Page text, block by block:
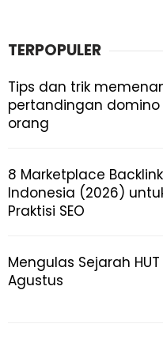
TERPOPULER
Tips dan trik
pertandingan
orang
8 Marketplace
Indonesia (2026)
Praktisi SEO
Mengulas Sejarah HUT
Agustus